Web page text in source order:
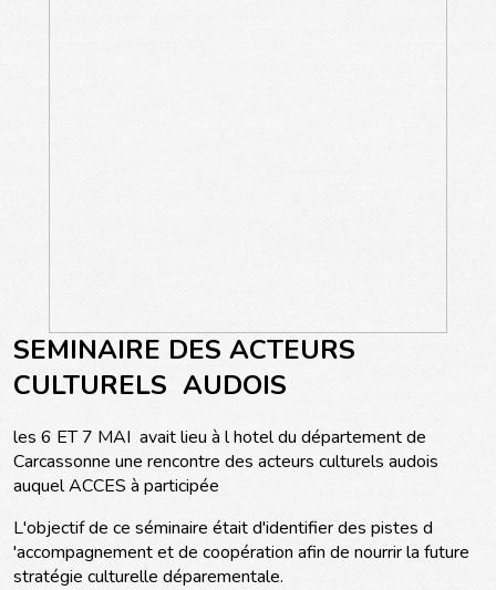
SEMINAIRE DES ACTEURS
CULTURELS AUDOIS
les 6 ET 7 MAI avait lieu à l hotel du département de
Carcassonne une rencontre des acteurs culturels audois
auquel ACCES à participée
L'objectif de ce séminaire était d'identifier des pistes d
'accompagnement et de coopération afin de nourrir la future
stratégie culturelle déparementale.